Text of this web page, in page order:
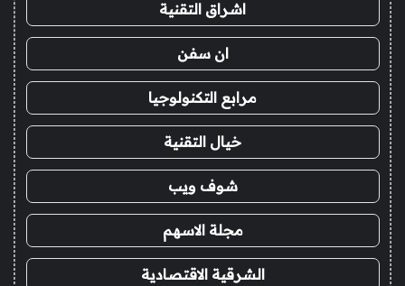
اشراق التقنية
ان سفن
مرابع التكنولوجيا
خيال التقنية
شوف ويب
مجلة الاسهم
الشرقية الاقتصادية